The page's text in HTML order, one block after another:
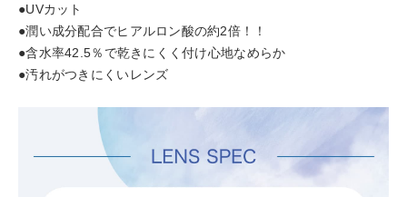
●UVカット
●潤い成分配合でヒアルロン酸の約2倍！！
●含水率42.5％で乾きにくく付け心地なめらか
●汚れがつきにくいレンズ